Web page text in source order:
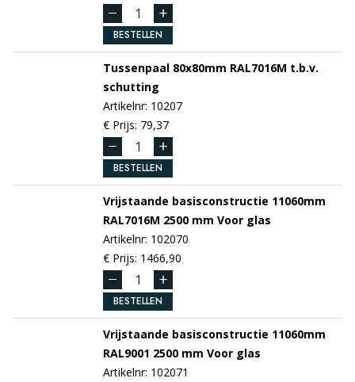
BESTELLEN
Tussenpaal 80x80mm RAL7016M t.b.v.
schutting
Artikelnr: 10207
€ Prijs: 79,37
BESTELLEN
Vrijstaande basisconstructie 11060mm
RAL7016M 2500 mm Voor glas
Artikelnr: 102070
€ Prijs: 1466,90
BESTELLEN
Vrijstaande basisconstructie 11060mm
RAL9001 2500 mm Voor glas
Artikelnr: 102071